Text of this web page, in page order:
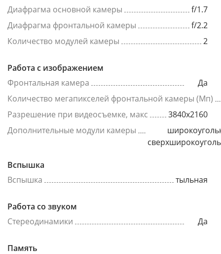
Диафрагма основной камеры
f/1.7
Диафрагма фронтальной камеры
f/2.2
Количество модулей камеры
2
Работа с изображением
Фронтальная камера
Да
Количество мегапикселей фронтальной камеры (Мп)
Разрешение при видеосъемке, макс
3840x2160
Дополнительные модули камеры
Вспышка
Вспышка
тыльная
Работа со звуком
Стереодинамики
Да
Память